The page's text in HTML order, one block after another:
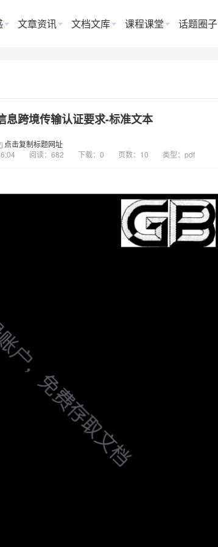
文章资讯 文档文库 课程课堂 话题圈子
息跨境传输认证要求-标准文本
点击复制标题网址
阅读：682 下载：0 页数：10 类型：pdf